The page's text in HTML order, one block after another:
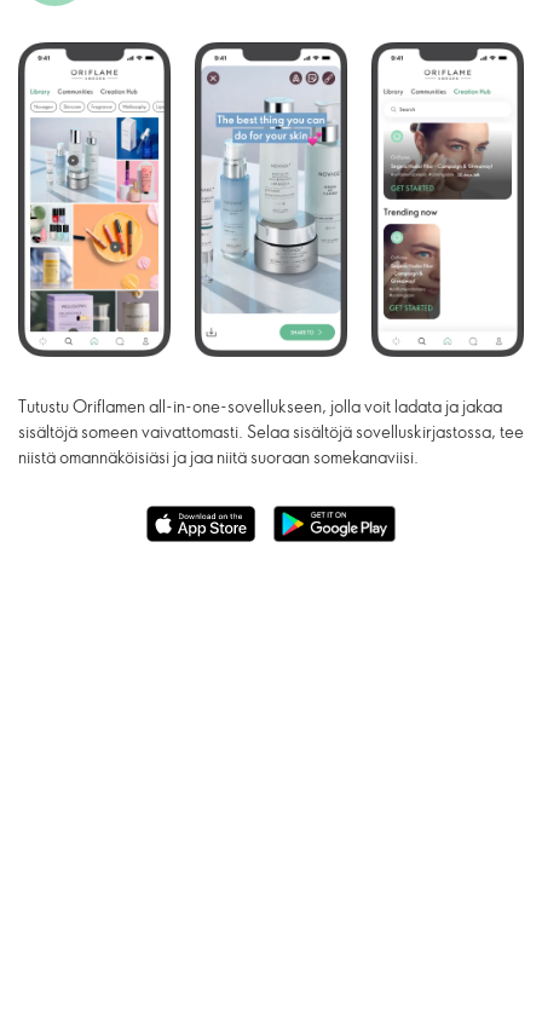
Tutustu Oriflamen all-in-one-sovellukseen, jolla voit ladata ja jakaa
sisältöjä someen vaivattomasti. Selaa sisältöjä sovelluskirjastossa, tee
niistä omannäköisiäsi ja jaa niitä suoraan somekanaviisi.